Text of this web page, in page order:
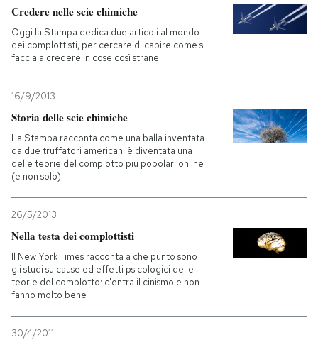
CALENDARIO
AREA PERSONALE
Credere nelle scie chimiche
Oggi la Stampa dedica due articoli al mondo
dei complottisti, per cercare di capire come si
faccia a credere in cose così strane
16/9/2013
Storia delle scie chimiche
La Stampa racconta come una balla inventata
da due truffatori americani è diventata una
delle teorie del complotto più popolari online
(e non solo)
26/5/2013
Nella testa dei complottisti
Il New York Times racconta a che punto sono
gli studi su cause ed effetti psicologici delle
teorie del complotto: c'entra il cinismo e non
fanno molto bene
30/4/2011